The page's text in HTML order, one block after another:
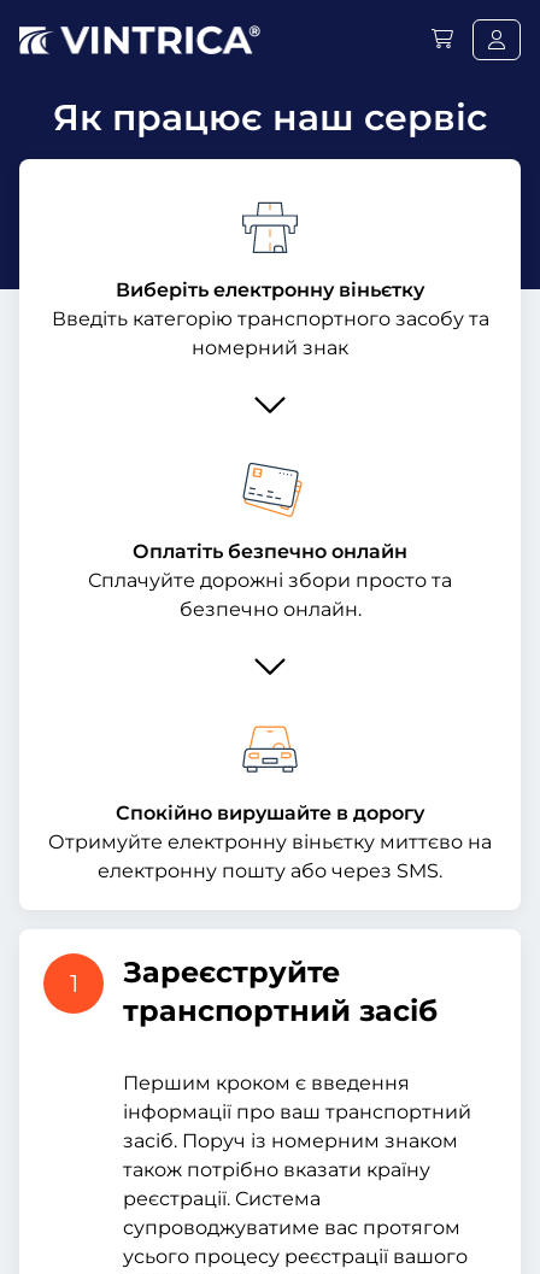
Як працює наш сервіс
Виберіть електронну віньєтку
Введіть категорію транспортного засобу та
номерний знак
Оплатіть безпечно онлайн
Сплачуйте дорожні збори просто та
безпечно онлайн.
Спокійно вирушайте в дорогу
Отримуйте електронну віньєтку миттєво на
електронну пошту або через SMS.
1
Зареєструйте
транспортний засіб
Першим кроком є введення
інформації про ваш транспортний
засіб. Поруч із номерним знаком
також потрібно вказати країну
реєстрації. Система
супроводжуватиме вас протягом
усього процесу реєстрації вашого